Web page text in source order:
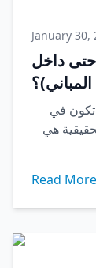
January 30,
داخل
المباني)؟
في
هي
Read